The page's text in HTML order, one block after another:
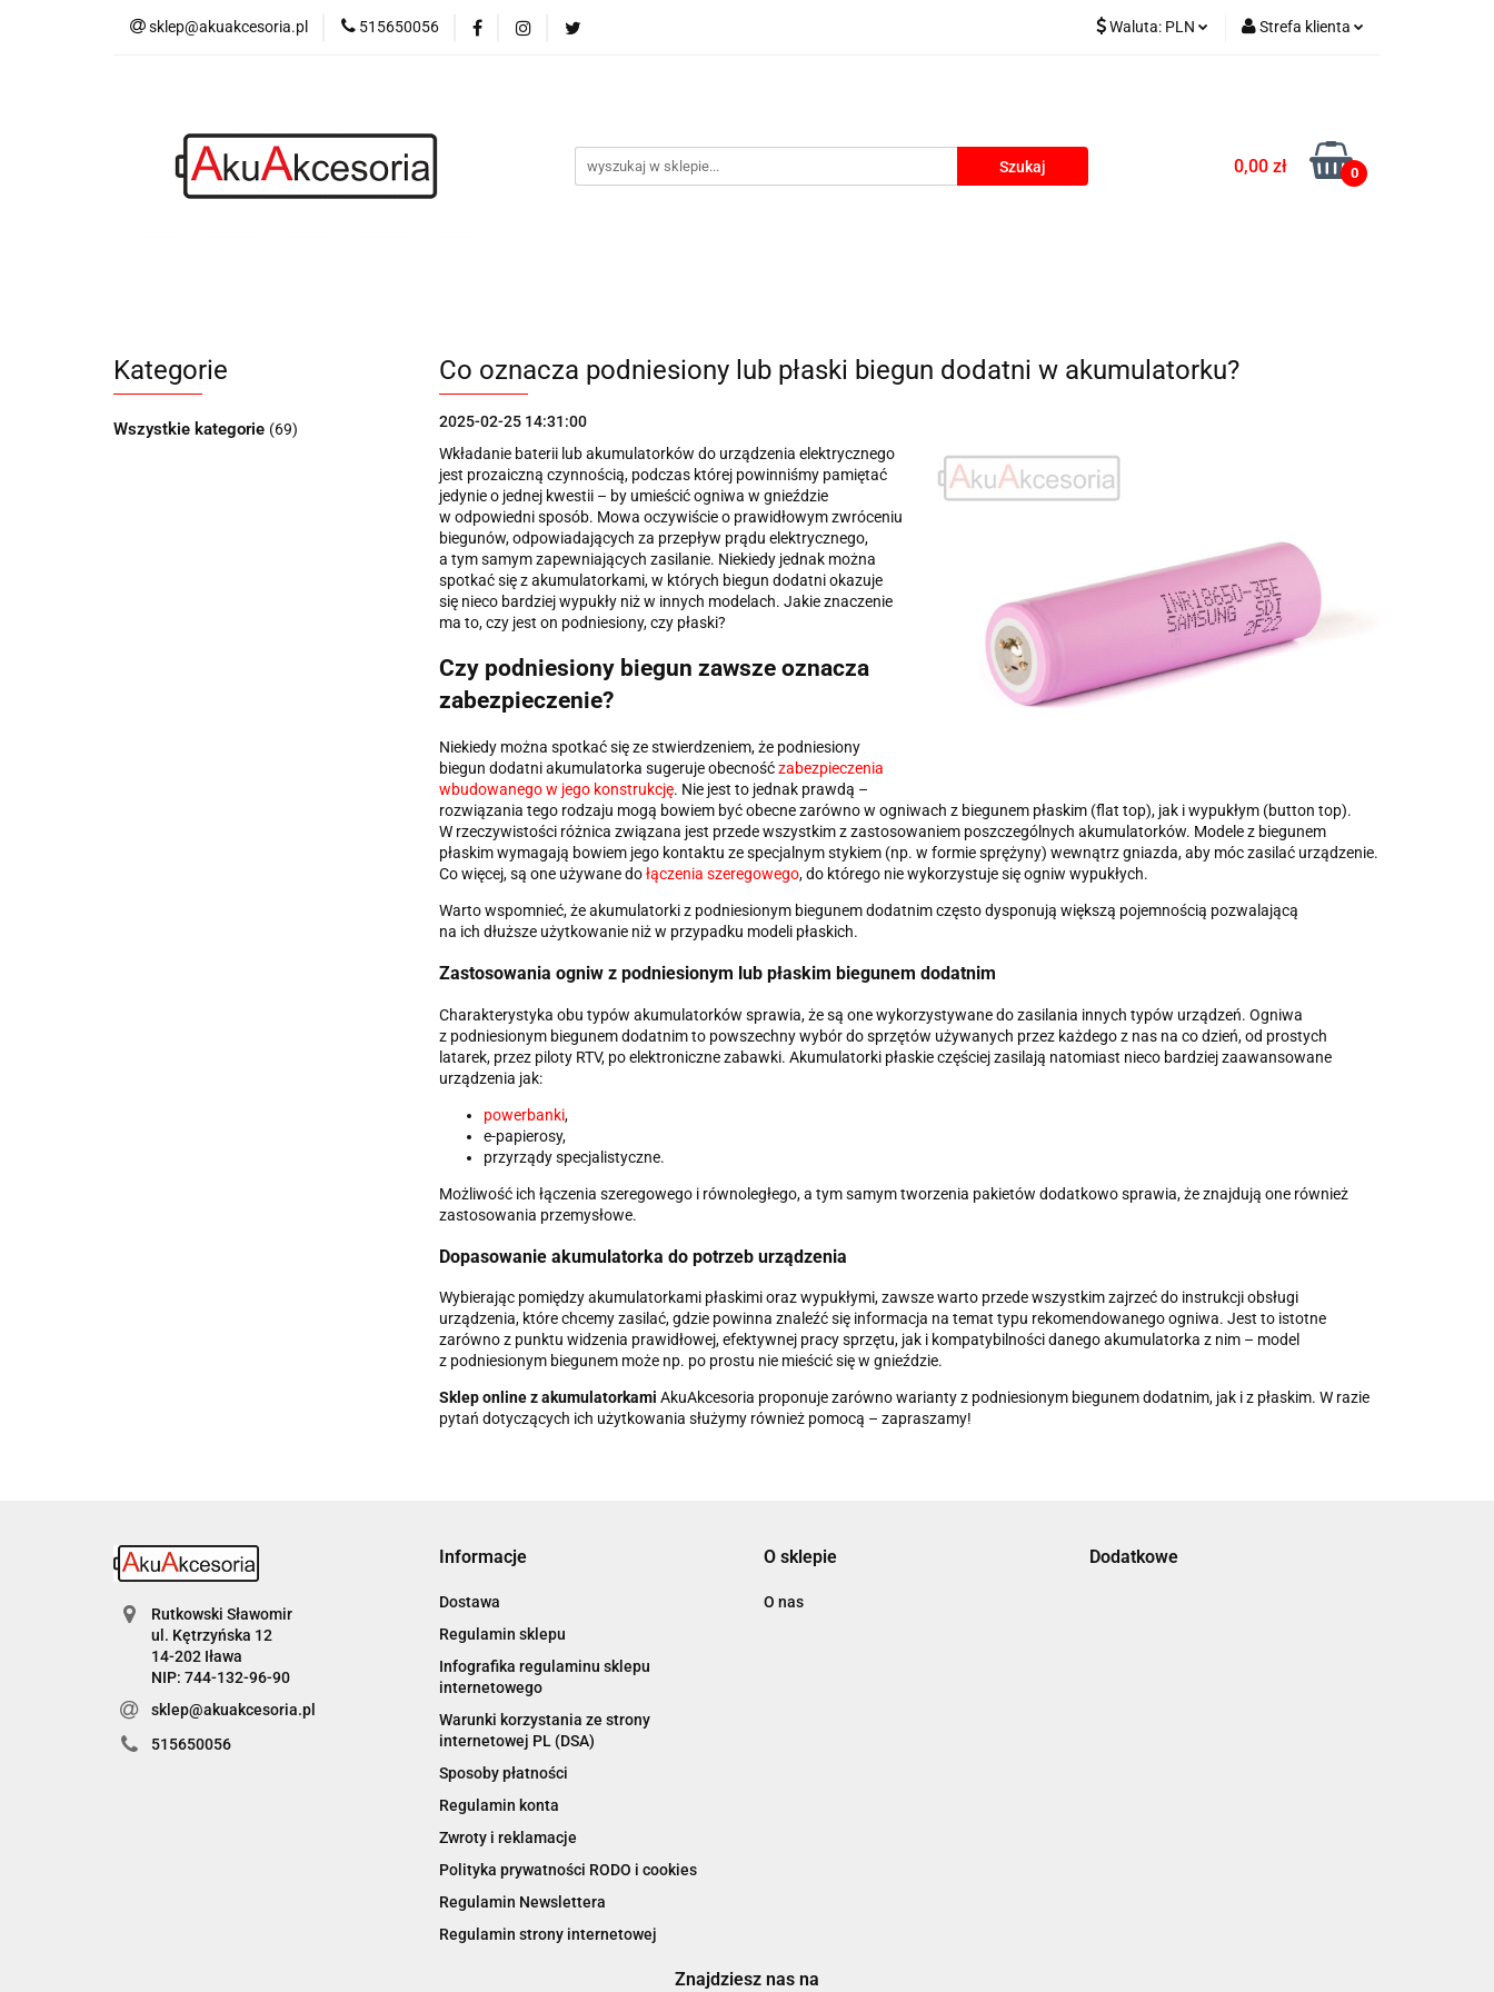
sklep@akuakcesoria.pl 515650056 Waluta: PLN Strefa klienta
Dodaj zgłoszenie
Zgody cookies
0,00 zł 0
Akumulatorki Ładowarki Akumulatorki na USB
Kategorie
Wszystkie kategorie (69)
Co oznacza podniesiony lub płaski biegun dodatni w akumulatorku?
2025-02-25 14:31:00
Wkładanie baterii lub akumulatorków do urządzenia elektrycznego
jest prozaiczną czynnością, podczas której powinniśmy pamiętać
jedynie o jednej kwestii – by umieścić ogniwa w gnieździe
w odpowiedni sposób. Mowa oczywiście o prawidłowym zwróceniu
biegunów, odpowiadających za przepływ prądu elektrycznego,
a tym samym zapewniających zasilanie. Niekiedy jednak można
spotkać się z akumulatorkami, w których biegun dodatni okazuje
się nieco bardziej wypukły niż w innych modelach. Jakie znaczenie
ma to, czy jest on podniesiony, czy płaski?
Czy podniesiony biegun zawsze oznacza
zabezpieczenie?
Niekiedy można spotkać się ze stwierdzeniem, że podniesiony
biegun dodatni akumulatorka sugeruje obecnośćzabezpieczenia
wbudowanego w jego konstrukcję. Nie jest to jednak prawdą –
rozwiązania tego rodzaju mogą bowiem być obecne zarówno w ogniwach z biegunem płaskim (flat top), jak i wypukłym (button top).
W rzeczywistości różnica związana jest przede wszystkim z zastosowaniem poszczególnych akumulatorków. Modele z biegunem
płaskim wymagają bowiem jego kontaktu ze specjalnym stykiem (np. w formie sprężyny) wewnątrz gniazda, aby móc zasilać urządzenie.
Co więcej, są one używane dołączenia szeregowego, do którego nie wykorzystuje się ogniw wypukłych.
Warto wspomnieć, że akumulatorki z podniesionym biegunem dodatnim często dysponują większą pojemnością pozwalającą
na ich dłuższe użytkowanie niż w przypadku modeli płaskich.
Zastosowania ogniw z podniesionym lub płaskim biegunem dodatnim
Charakterystyka obu typów akumulatorków sprawia, że są one wykorzystywane do zasilania innych typów urządzeń. Ogniwa
z podniesionym biegunem dodatnim to powszechny wybór do sprzętów używanych przez każdego z nas na co dzień, od prostych
latarek, przez piloty RTV, po elektroniczne zabawki. Akumulatorki płaskie częściej zasilają natomiast nieco bardziej zaawansowane
urządzenia jak:
powerbanki,
e-papierosy,
przyrządy specjalistyczne.
Możliwość ich łączenia szeregowego i równoległego, a tym samym tworzenia pakietów dodatkowo sprawia, że znajdują one również
zastosowania przemysłowe.
Dopasowanie akumulatorka do potrzeb urządzenia
Wybierając pomiędzy akumulatorkami płaskimi oraz wypukłymi, zawsze warto przede wszystkim zajrzeć do instrukcji obsługi
urządzenia, które chcemy zasilać, gdzie powinna znaleźć się informacja na temat typu rekomendowanego ogniwa. Jest to istotne
zarówno z punktu widzenia prawidłowej, efektywnej pracy sprzętu, jak i kompatybilności danego akumulatorka z nim – model
z podniesionym biegunem może np. po prostu nie mieścić się w gnieździe.
Sklep online z akumulatorkami AkuAkcesoria proponuje zarówno warianty z podniesionym biegunem dodatnim, jak i z płaskim. W razie
pytań dotyczących ich użytkowania służymy również pomocą – zapraszamy!
Rutkowski Sławomir
ul. Kętrzyńska 12
14-202 Iława
NIP: 744-132-96-90
sklep@akuakcesoria.pl
515650056
Informacje
Dostawa
Regulamin sklepu
Infografika regulaminu sklepu
internetowego
Warunki korzystania ze strony
internetowej PL (DSA)
Sposoby płatności
Regulamin konta
Zwroty i reklamacje
Polityka prywatności RODO i cookies
Regulamin Newslettera
Regulamin strony internetowej
O sklepie
O nas
Dodatkowe
Znajdziesz nas na